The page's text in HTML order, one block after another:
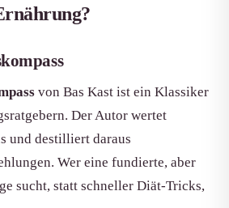
von Bas Kast ist ein Klassiker
Der Autor wertet
und destilliert daraus
Wer eine fundierte, aber
sucht, statt schneller Diät-Tricks,